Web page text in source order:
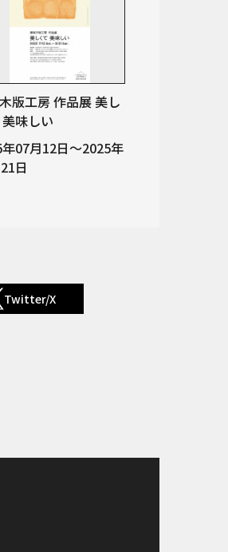
版工房 作品展 美し
美味しい
07月12日～2025年
日
Twitter/X